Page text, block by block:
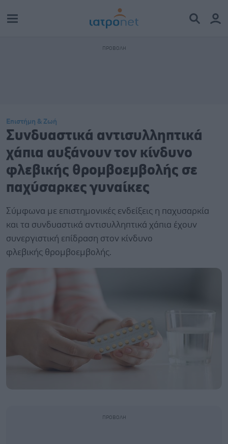
Επιστήμη & Ζωή
Συνδυαστικά αντισυλληπτικά
χάπια αυξάνουν τον κίνδυνο
φλεβικής θρομβοεμβολής σε
παχύσαρκες γυναίκες
Σύμφωνα με επιστημονικές ενδείξεις η παχυσαρκία
και τα συνδυαστικά αντισυλληπτικά χάπια έχουν
συνεργιστική επίδραση στον κίνδυνο
φλεβικής θρομβοεμβολής.